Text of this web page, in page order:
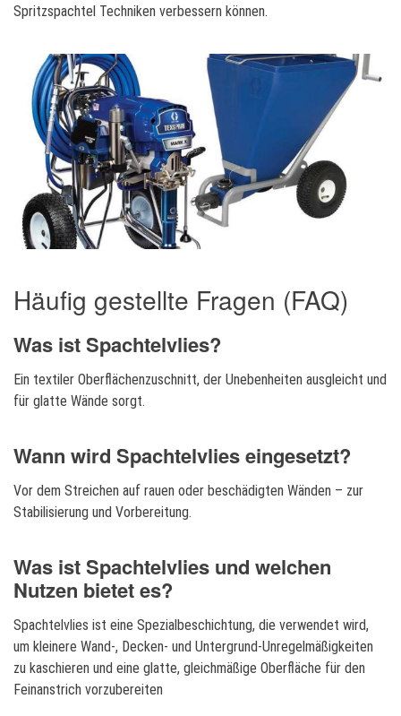
Spritzspachtel Techniken verbessern können.
Häufig gestellte Fragen (FAQ)
Was ist Spachtelvlies?
Ein textiler Oberflächenzuschnitt, der Unebenheiten ausgleicht und
für glatte Wände sorgt.
Wann wird Spachtelvlies eingesetzt?
Vor dem Streichen auf rauen oder beschädigten Wänden – zur
Stabilisierung und Vorbereitung.
Was ist Spachtelvlies und welchen
Nutzen bietet es?
Spachtelvlies ist eine Spezialbeschichtung, die verwendet wird,
um kleinere Wand-, Decken- und Untergrund-Unregelmäßigkeiten
zu kaschieren und eine glatte, gleichmäßige Oberfläche für den
Feinanstrich vorzubereiten